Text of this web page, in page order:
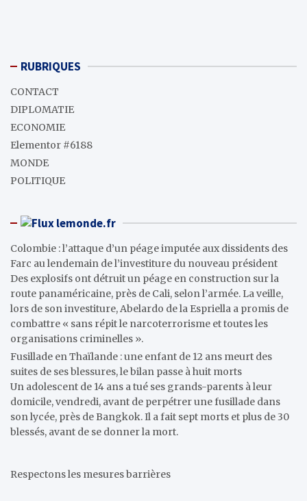
RUBRIQUES
CONTACT
DIPLOMATIE
ECONOMIE
Elementor #6188
MONDE
POLITIQUE
lemonde.fr
Colombie : l’attaque d’un péage imputée aux dissidents des
Farc au lendemain de l’investiture du nouveau président
Des explosifs ont détruit un péage en construction sur la
route panaméricaine, près de Cali, selon l’armée. La veille,
lors de son investiture, Abelardo de la Espriella a promis de
combattre « sans répit le narcoterrorisme et toutes les
organisations criminelles ».
Fusillade en Thaïlande : une enfant de 12 ans meurt des
suites de ses blessures, le bilan passe à huit morts
Un adolescent de 14 ans a tué ses grands-parents à leur
domicile, vendredi, avant de perpétrer une fusillade dans
son lycée, près de Bangkok. Il a fait sept morts et plus de 30
blessés, avant de se donner la mort.
Respectons les mesures barrières